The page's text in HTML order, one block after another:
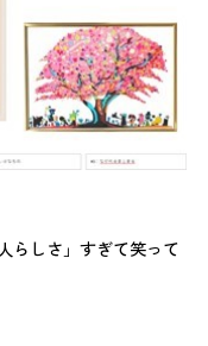
らしさ」すぎて笑って